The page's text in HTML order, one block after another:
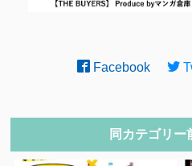
Facebook
同カテゴリー